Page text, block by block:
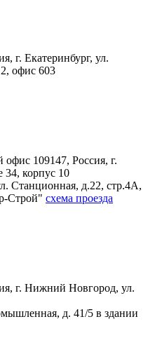
г. Екатеринбург, ул.
офис 603
офис 109147, Россия, г.
34, корпус 10
Станционная, д.22, стр.4А,
Строй" схема проезда
г. Нижний Новгород, ул.
д. 41/5 в здании